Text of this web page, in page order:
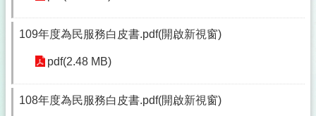
109年度為民服務白皮書.pdf(開啟新視窗)
pdf(2.48 MB)
108年度為民服務白皮書.pdf(開啟新視窗)